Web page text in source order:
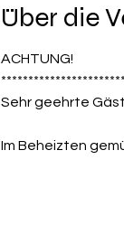
Über die
ACHTUNG!
Sehr geehrte
Im Beheizten